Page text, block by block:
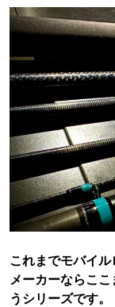
これまでモバイ
メーカーならこ
うシリーズです。